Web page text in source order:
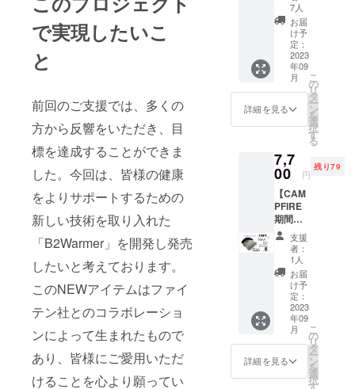
で実現したいこ
と
前回のご支援では、多くの
方から反響をいただき、目
標を達成することができま
した。今回は、皆様の健康
をよりサポートするための
新しい技術を取り入れた
「B2Warmer」を開発し発売
したいと考えております。
このNEWアイテムはファイ
テン社とのコラボレーショ
ンによって生まれたもので
あり、皆様にご愛用いただ
けることを心より願ってい
発しまし
ト】
ファイ
テンの
パワー
テープ
が１枚
付き
限定特
価１枚
コース
20%OF
B2War
mer×1
・パ
ワー
テープ×
１ ・限
定100名
様希望
小売価
格5,173
→4,100
円(送
料・税
込） ・
色はブ
ラッ
7人
お届
け予
定：
2023
年09
月
詳細を見る
こ
の
リ
タ
ー
ン
を
選
択
す
る
7,7
00 円
残り79
【CAM
PFIRE
期間限
定：80
セッ
ト】
ファイ
テンの
パワー
テープ
が2枚付
き 限
定特価2
枚コー
ス
25%OF
支援
者：
1人
お届
け予
定：
2023
年09
月
詳細を見る
こ
の
リ
タ
ー
ン
を
選
択
す